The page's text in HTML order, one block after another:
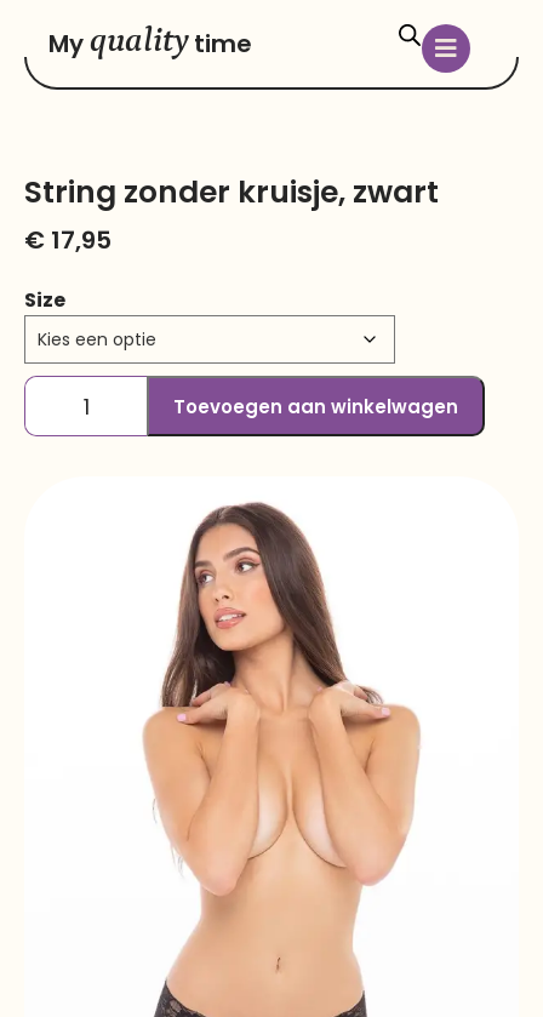
Myquality time
String zonder kruisje, zwart
€ 17,95
Size
Toevoegen aan winkelwagen